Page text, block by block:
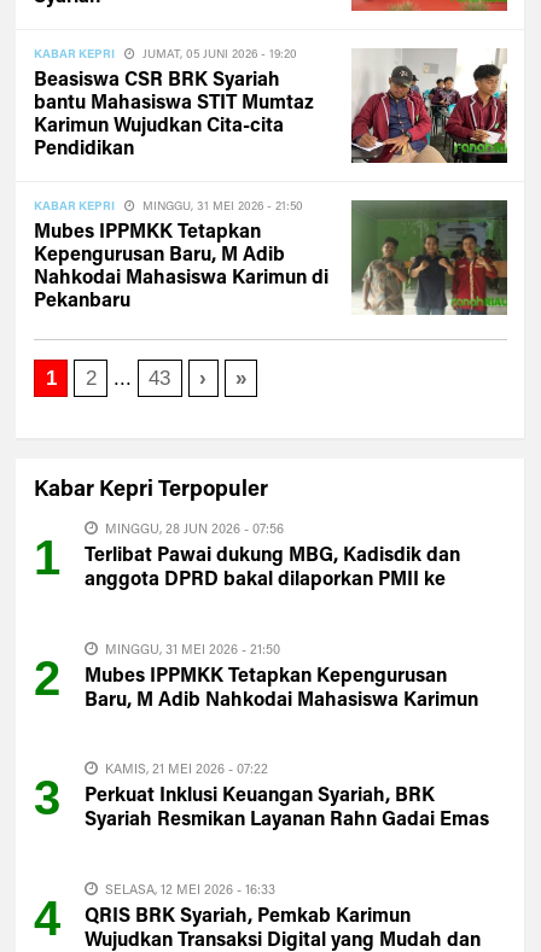
KABAR KEPRI JUMAT, 05 JUNI 2026 - 19:20
Beasiswa CSR BRK Syariah
bantu Mahasiswa STIT Mumtaz
Karimun Wujudkan Cita-cita
Pendidikan
KABAR KEPRI MINGGU, 31 MEI 2026 - 21:50
Mubes IPPMKK Tetapkan
Kepengurusan Baru, M Adib
Nahkodai Mahasiswa Karimun di
Pekanbaru
1 2 ... 43 › »
Kabar Kepri Terpopuler
1
MINGGU, 28 JUN 2026 - 07:56
Terlibat Pawai dukung MBG, Kadisdik dan
anggota DPRD bakal dilaporkan PMII ke
2
MINGGU, 31 MEI 2026 - 21:50
Mubes IPPMKK Tetapkan Kepengurusan
Baru, M Adib Nahkodai Mahasiswa Karimun
3
KAMIS, 21 MEI 2026 - 07:22
Perkuat Inklusi Keuangan Syariah, BRK
Syariah Resmikan Layanan Rahn Gadai Emas
4
SELASA, 12 MEI 2026 - 16:33
QRIS BRK Syariah, Pemkab Karimun
Wujudkan Transaksi Digital yang Mudah dan